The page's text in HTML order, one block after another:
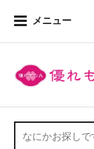
メニュー